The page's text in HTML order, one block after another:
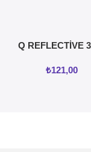
Q REFLECTİVE
PREZERVATİF
₺121,00